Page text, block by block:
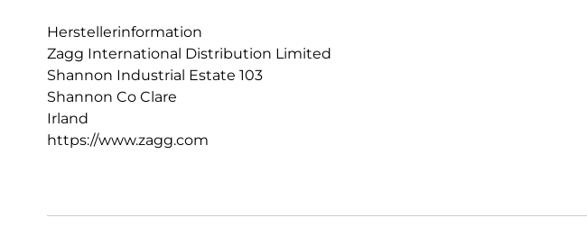
Herstellerinformation
Zagg International Distribution Limited
Shannon Industrial Estate 103
Shannon Co Clare
Irland
https://www.zagg.com